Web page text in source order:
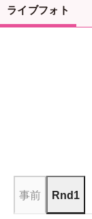
ライブフォト
事前 Rnd1